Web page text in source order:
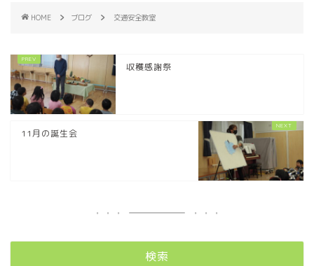
HOME ブログ 交通安全教室
収穫感謝祭
11月の誕生会
検索